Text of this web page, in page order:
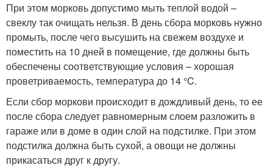
При этом морковь допустимо мыть теплой водой –
свеклу так очищать нельзя. В день сбора морковь нужно
промыть, после чего высушить на свежем воздухе и
поместить на 10 дней в помещение, где должны быть
обеспечены соответствующие условия – хорошая
проветриваемость, температура до 14 °C.
Если сбор моркови происходит в дождливый день, то ее
после сбора следует равномерным слоем разложить в
гараже или в доме в один слой на подстилке. При этом
подстилка должна быть сухой, а овощи не должны
прикасаться друг к другу.